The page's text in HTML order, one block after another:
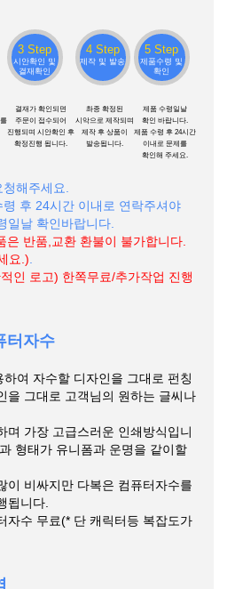
3 Step
시안확인 및
결재확인
결재가 확인되면
주문이 접수되어
진행되며 시안확인 후
확정진행 됩니다.
4 Step
제작 및 발송
촤종 확정된
시악으로 제작되며
제작 후 상품이
발송됩니다.
5 Step
제품수령 및
확인
제품 수령일날
확인 바랍니다.
제품 수령 후 24시간
이내로 문제를
확인해 주세요.
해주세요.
후 24시간 이내로 연락주셔야
일날 확인바랍니다.
은 반품,교환 환불이 불가합니다.
요.)
인 로고) 한쪽무료/추가작업 진행
터자수
여 자수할 디자인을 그대로 펀칭
을 그대로 고객님의 원하는 글씨나
며 가장 고급스러운 인쇄방식입니
형태가 유니폼과 운명을 같이할
이 비싸지만 다복은 컴퓨터자수를
됩니다.
자수 무료(* 단 캐릭터등 복잡도가